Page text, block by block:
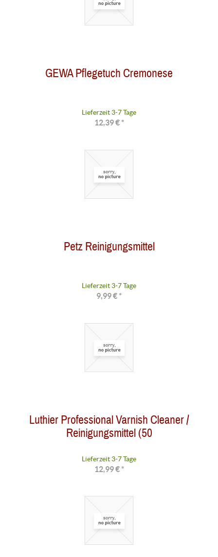
GEWA Pflegetuch Cremonese
Lieferzeit 3-7 Tage
12,39 € *
Petz Reinigungsmittel
Lieferzeit 3-7 Tage
9,99 € *
Luthier Professional Varnish Cleaner /
Reinigungsmittel (50
Lieferzeit 3-7 Tage
12,99 € *